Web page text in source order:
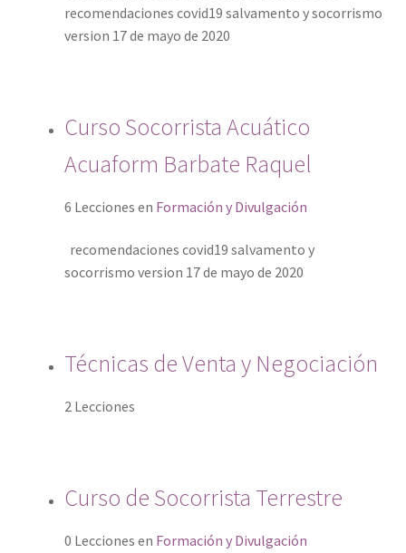
recomendaciones covid19 salvamento y socorrismo
version 17 de mayo de 2020
Curso Socorrista Acuático
Acuaform Barbate Raquel
6 Lecciones en Formación y Divulgación
recomendaciones covid19 salvamento y
socorrismo version 17 de mayo de 2020
Técnicas de Venta y Negociación
2 Lecciones
Curso de Socorrista Terrestre
0 Lecciones en Formación y Divulgación